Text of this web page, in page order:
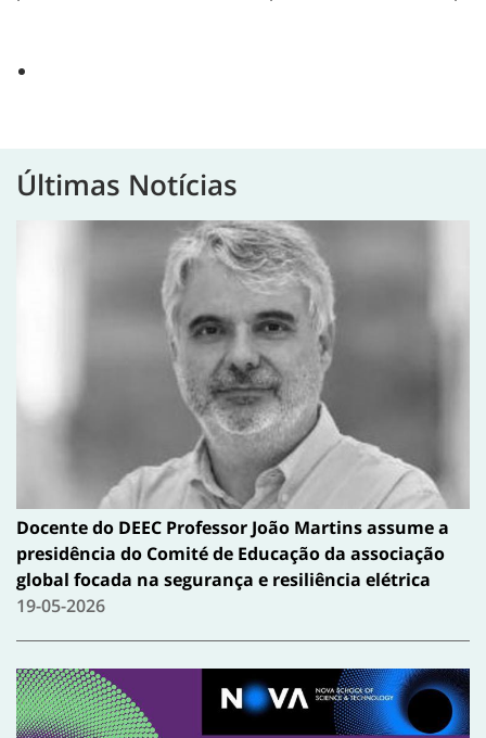
Últimas Notícias
Docente do DEEC Professor João Martins assume a
presidência do Comité de Educação da associação
global focada na segurança e resiliência elétrica
19-05-2026